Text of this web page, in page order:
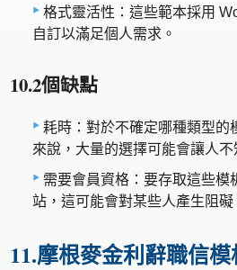
格式靈活性：這些範本採用
自訂以滿足個人需求。
10.2個缺點
耗時：對於不確定哪種類型的
來說，大量的選擇可能會讓人不
需要會員資格：要存取這些模
站，這可能會對某些人產生阻礙
11.摩根麥金利辭職信